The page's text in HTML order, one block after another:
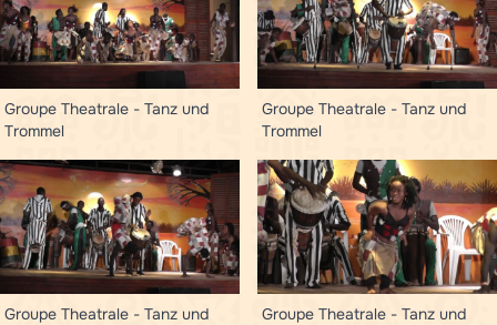
Groupe Theatrale - Tanz und
Trommel
Groupe Theatrale - Tanz und
Trommel
Groupe Theatrale - Tanz und
Groupe Theatrale - Tanz und